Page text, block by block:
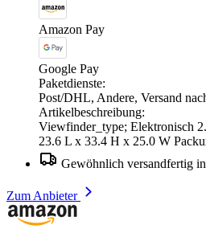
Amazon Pay
Google Pay
Paketdienste:
Post/DHL, Andere, Versand
Artikelbeschreibung:
Viewfinder_type; Elektronisch
23.6 L x 33.4 H x 25.0 W
Gewöhnlich versandfertig
Zum Anbieter